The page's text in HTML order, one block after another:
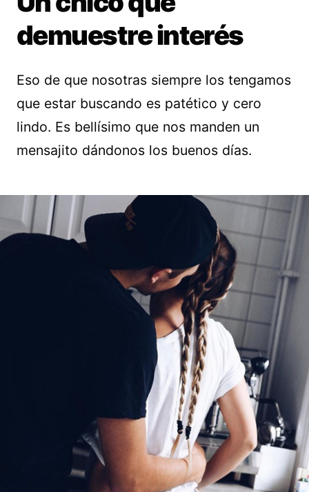
demuestre interés
Eso de que nosotras siempre los tengamos
que estar buscando es patético y cero
lindo. Es bellísimo que nos manden un
mensajito dándonos los buenos días.